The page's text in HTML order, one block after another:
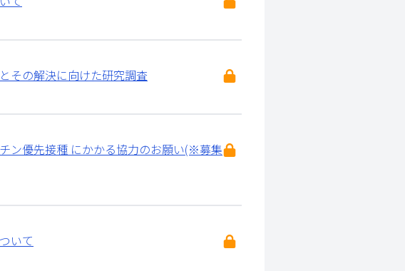
その解決に向けた研究調査
ン優先接種 にかかる協力のお願い(※募集
いて